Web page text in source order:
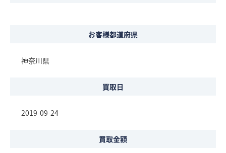
お客様都道府県
神奈川県
買取日
2019-09-24
買取金額